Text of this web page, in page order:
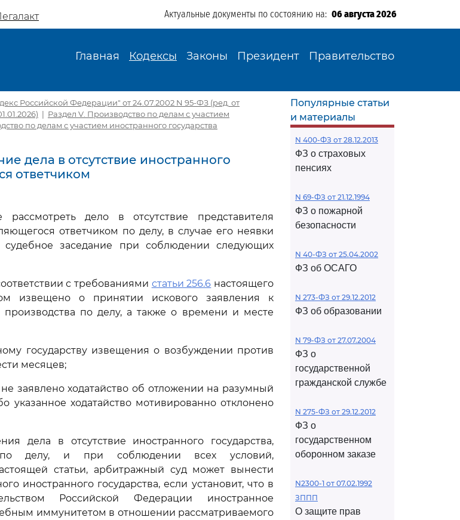
Актуальные документы по состоянию на: 06 августа 2026
Главная Кодексы Законы Президент Правительство
Российской Федерации" от 24.07.2002 N 95-ФЗ (ред. от
| Раздел V. Производство по делам с участием
по делам с участием иностранного государства
дела в отсутствие иностранного
ответчиком
дело в отсутствие представителя
ответчиком по делу, в случае его неявки
заседание при соблюдении следующих
с требованиями статьи 256.6 настоящего
извещено о принятии искового заявления к
производства по делу, а также о времени и месте
государству извещения о возбуждении против
месяцев;
заявлено ходатайство об отложении на разумный
указанное ходатайство мотивированно отклонено
дела в отсутствие иностранного государства,
по делу, и при соблюдении всех условий,
статьи, арбитражный суд может вынести
иностранного государства, если установит, что в
Российской Федерации иностранное
иммунитетом в отношении рассматриваемого
Популярные статьи
и материалы
N 400-ФЗ от 28.12.2013
ФЗ о страховых
пенсиях
N 69-ФЗ от 21.12.1994
ФЗ о пожарной
безопасности
N 40-ФЗ от 25.04.2002
ФЗ об ОСАГО
N 273-ФЗ от 29.12.2012
ФЗ об образовании
N 79-ФЗ от 27.07.2004
ФЗ о
государственной
гражданской службе
N 275-ФЗ от 29.12.2012
ФЗ о
государственном
оборонном заказе
N2300-1 от 07.02.1992
ЗППП
О защите прав